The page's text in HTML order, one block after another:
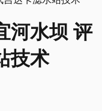
河水坝 评
技术